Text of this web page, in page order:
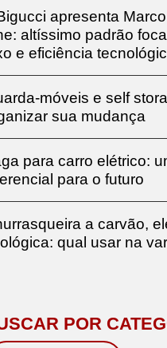
apresenta
altíssimo padrão
e eficiência
móveis e self
sua mudança
para carro elétrico:
para o futuro
a carvão,
qual usar na
POR